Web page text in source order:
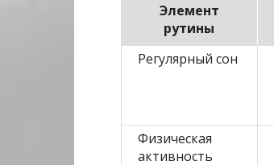
Элемент
рутины
Регулярный сон
Физическая
активность